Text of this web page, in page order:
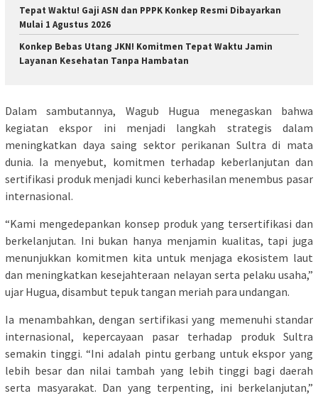
Tepat Waktu! Gaji ASN dan PPPK Konkep Resmi Dibayarkan
Mulai 1 Agustus 2026
Konkep Bebas Utang JKN! Komitmen Tepat Waktu Jamin
Layanan Kesehatan Tanpa Hambatan
Dalam sambutannya, Wagub Hugua menegaskan bahwa
kegiatan ekspor ini menjadi langkah strategis dalam
meningkatkan daya saing sektor perikanan Sultra di mata
dunia. Ia menyebut, komitmen terhadap keberlanjutan dan
sertifikasi produk menjadi kunci keberhasilan menembus pasar
internasional.
“Kami mengedepankan konsep produk yang tersertifikasi dan
berkelanjutan. Ini bukan hanya menjamin kualitas, tapi juga
menunjukkan komitmen kita untuk menjaga ekosistem laut
dan meningkatkan kesejahteraan nelayan serta pelaku usaha,”
ujar Hugua, disambut tepuk tangan meriah para undangan.
Ia menambahkan, dengan sertifikasi yang memenuhi standar
internasional, kepercayaan pasar terhadap produk Sultra
semakin tinggi. “Ini adalah pintu gerbang untuk ekspor yang
lebih besar dan nilai tambah yang lebih tinggi bagi daerah
serta masyarakat. Dan yang terpenting, ini berkelanjutan,”